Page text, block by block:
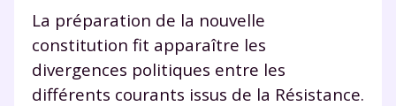
La préparation de la nouvelle
constitution fit apparaître les
divergences politiques entre les
différents courants issus de la Résistance.